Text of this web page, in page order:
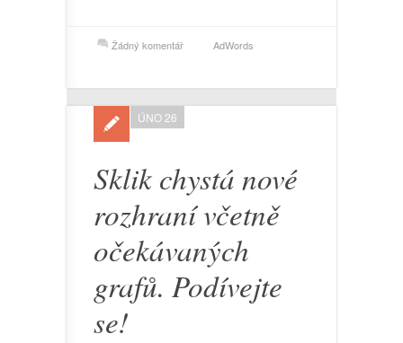
Žádný komentář AdWords
Sklik chystá nové
rozhraní včetně
očekávaných
grafů. Podívejte
se!
ÚNO 26